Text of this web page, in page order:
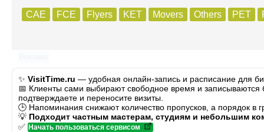
CAE FCE Flyers KET Movers Others PET
✨ VisitTime.ru — удобная онлайн-запись и расписание для
📅 Клиенты сами выбирают свободное время и записываются
подтверждаете и переносите визиты.
🕒 Напоминания снижают количество пропусков, а порядок в
💡 Подходит частным мастерам, студиям и небольшим
✅ Начать пользоваться сервисом